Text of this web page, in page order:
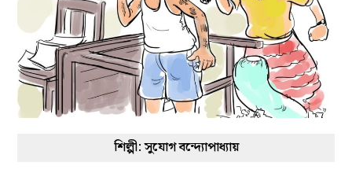
শিল্পী: সুযোগ বন্দ্যোপাধ্যায়